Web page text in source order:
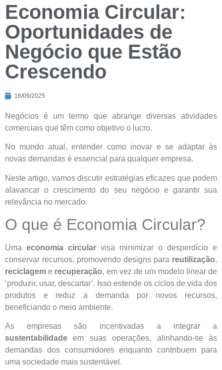
Economia Circular:
Oportunidades de
Negócio que Estão
Crescendo
16/09/2025
Negócios é um termo que abrange diversas atividades
comerciais que têm como objetivo o lucro.
No mundo atual, entender como inovar e se adaptar às
novas demandas é essencial para qualquer empresa.
Neste artigo, vamos discutir estratégias eficazes que podem
alavancar o crescimento do seu negócio e garantir sua
relevância no mercado.
O que é Economia Circular?
Uma economia circular visa minimizar o desperdício e
conservar recursos, promovendo designs para reutilização,
reciclagem e recuperação, em vez de um modelo linear de
‘produzir, usar, descartar’. Isso estende os ciclos de vida dos
produtos e reduz a demanda por novos recursos,
beneficiando o meio ambiente.
As empresas são incentivadas a integrar a
sustentabilidade em suas operações, alinhando-se às
demandas dos consumidores enquanto contribuem para
uma sociedade mais sustentável.